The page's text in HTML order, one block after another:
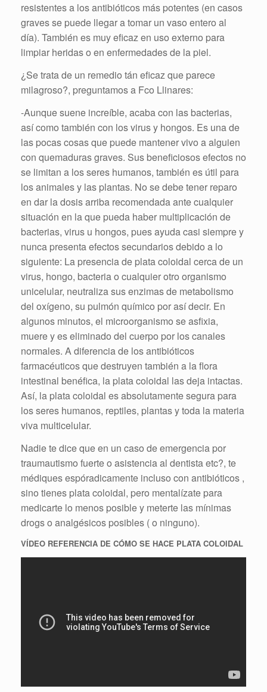
resistentes a los antibióticos más potentes (en casos
graves se puede llegar a tomar un vaso entero al
día). También es muy eficaz en uso externo para
limpiar heridas o en enfermedades de la piel.
¿Se trata de un remedio tán eficaz que parece
milagroso?, preguntamos a Fco Llinares:
-Aunque suene increíble, acaba con las bacterias,
así como también con los virus y hongos. Es una de
las pocas cosas que puede mantener vivo a alguien
con quemadurasgraves. Sus beneficiosos efectos no
se limitan a los seres humanos, también es útil para
losanimalesy las plantas. No se debe tener reparo
en dar la dosis arriba recomendada ante cualquier
situación en la que pueda haber multiplicación de
bacterias, virus u hongos, pues ayuda casi siempre y
nunca presentaefectos secundariosdebido a lo
siguiente: La presencia de plata coloidal cerca de un
virus, hongo, bacteria o cualquier otro organismo
unicelular, neutraliza sus enzimas de metabolismo
del oxígeno, su pulmón químico por así decir. En
algunos minutos, el microorganismo se asfixia,
muere y es eliminado del cuerpo por los canales
normales. A diferencia de los antibióticos
farmacéuticos que destruyen también a la flora
intestinal benéfica, la plata coloidal las deja intactas.
Así, la plata coloidal es absolutamente segura para
los seres humanos, reptiles, plantas y toda la materia
viva multicelular.
Nadie te dice que en un caso de emergencia por
traumautismo fuerte o asistencia al dentista etc?, te
médiques espóradicamente incluso con antibióticos ,
sino tienes plata coloidal, pero mentalízate para
medicarte lo menos posible y meterte las mínimas
drogs o analgésicos posibles ( o ninguno).
VÍDEO REFERENCIA DE CÓMO SE HACE PLATA COLOIDAL